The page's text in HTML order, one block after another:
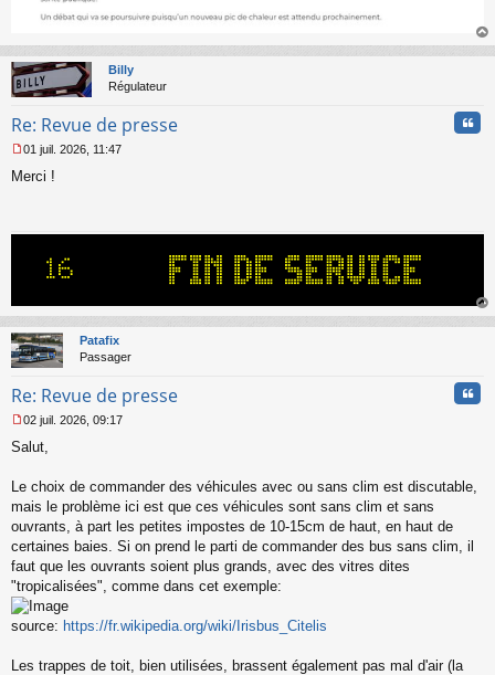
au
Billy
Régulateur
Re: Revue de presse
e
n
l
u
01 juil. 2026, 11:47
Merci !
au
Patafix
Passager
Re: Revue de presse
e
s
g
e
n
o
n
l
u
02 juil. 2026, 09:17
Salut,
Le choix de commander des véhicules avec ou sans clim est discutable,
mais le problème ici est que ces véhicules sont sans clim et sans
ouvrants, à part les petites impostes de 10-15cm de haut, en haut de
certaines baies. Si on prend le parti de commander des bus sans clim, il
faut que les ouvrants soient plus grands, avec des vitres dites
"tropicalisées", comme dans cet exemple:
source: https://fr.wikipedia.org/wiki/Irisbus_Citelis
Les trappes de toit, bien utilisées, brassent également pas mal d'air (la